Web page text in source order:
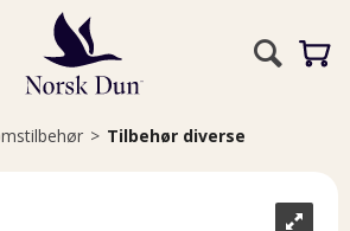
>Tilbehør diverse